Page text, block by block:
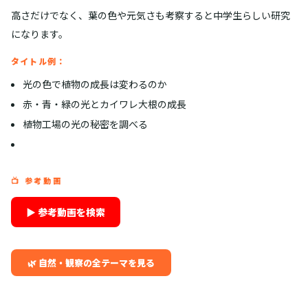
高さだけでなく、葉の色や元気さも考察すると中学生らしい研究
になります。
タイトル例：
光の色で植物の成長は変わるのか
赤・青・緑の光とカイワレ大根の成長
植物工場の光の秘密を調べる
📺 参考動画
▶ 参考動画を検索
🌿 自然・観察の全テーマを見る